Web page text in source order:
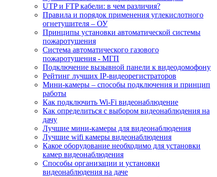
UTP и FTP кабели: в чем различия?
Правила и порядок применения углекислотного
огнетушителя – ОУ
Принципы установки автоматической системы
пожаротушения
Система автоматического газового
пожаротушения - МГП
Подключение вызывной панели к видеодомофону
Рейтинг лучших IP-видеорегистраторов
Мини-камеры – способы подключения и принцип
работы
Как подключить Wi-Fi видеонаблюдение
Как определиться с выбором видеонаблюдения на
дачу
Лучшие мини-камеры для видеонаблюдения
Лучшие wifi камеры видеонаблюдения
Какое оборудование необходимо для установки
камер видеонаблюдения
Способы организации и установки
видеонаблюдения на даче